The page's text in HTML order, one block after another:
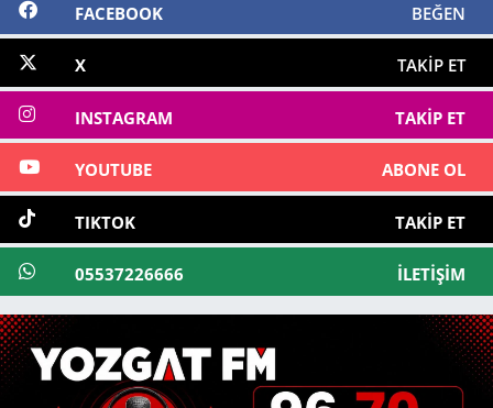
FACEBOOK BEĞEN
X TAKIP ET
INSTAGRAM TAKIP ET
YOUTUBE ABONE OL
TIKTOK TAKIP ET
05537226666 İLETIŞIM